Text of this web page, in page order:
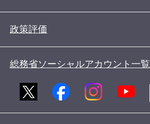
政策評価
総務省ソーシャルアカウント一覧